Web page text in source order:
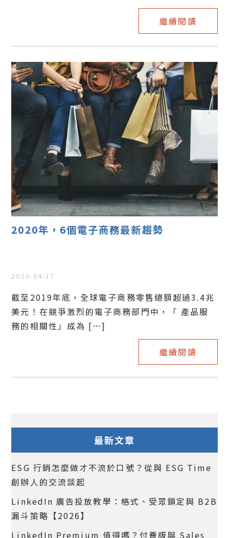
繼續閱讀
2020年，6個電子商務最新趨勢
2020-04-17
截至2019年底，全球電子商務零售總額超過3.4兆
美元！在競爭激烈的電子商務部門中，「 產品服
務的相關性」成為 […]
繼續閱讀
最新文章
ESG 行銷怎麼做才不流於口號？從與 ESG Time
創辦人的交流談起
LinkedIn 廣告投放教學：格式、受眾鎖定與 B2B
漏斗策略【2026】
LinkedIn Premium 值得嗎？付費版與 Sales